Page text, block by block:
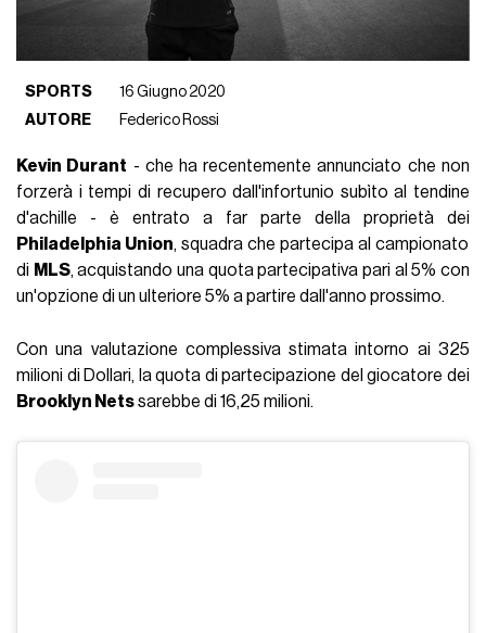
SPORTS
16 Giugno 2020
AUTORE
Federico Rossi
Kevin Durant - che ha recentemente annunciato che non
forzerà i tempi di recupero dall'infortunio subìto al tendine
d'achille - è entrato a far parte della proprietà dei
Philadelphia Union, squadra che partecipa al campionato
di MLS, acquistando una quota partecipativa pari al 5% con
un'opzione di un ulteriore 5% a partire dall'anno prossimo.
Con una valutazione complessiva stimata intorno ai 325
milioni di Dollari, la quota di partecipazione del giocatore dei
Brooklyn Netssarebbe di 16,25 milioni.